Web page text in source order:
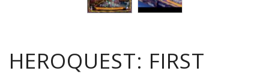
HEROQUEST: FIRST